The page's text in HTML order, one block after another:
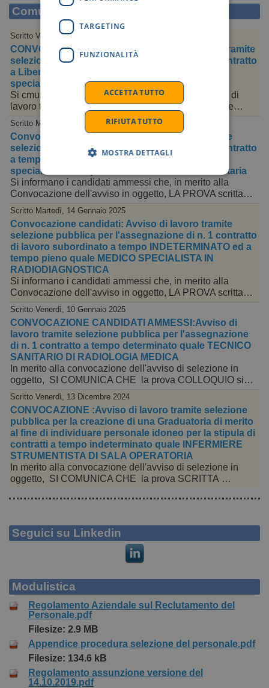
Comunicazioni
Scritto Venerdì, 14 Marzo 2025
CONVOCAZIONE CANDIDATI:Avviso di lavoro tramite
selezione pubblica per l'assegnazione di n. 1 contratto
a Libero Professionale con P.IVA quale Medico
specialista in OFTALMOLOGIA
Si cmunica ai candidati ammessi relativa all' Avviso di
lavoro tramite selezione pubblica per l'assegnazione…
Scritto Mercoledì, 12 Marzo 2025
Convocazione candidati: Avviso di lavoro tramite
selezione pubblica per l'assegnazione di n. 1 contratto
a tempo indeterminato di Dirigente Alta
specializzazione quale Medico di Direzione Sanitaria
Si informano i candidati ammessi che, in merito alla
Convocazione dell'avviso in oggetto, LA PROVA scritta…
Scritto Martedì, 14 Gennaio 2025
Convocazione candidati: Avviso di lavoro tramite
selezione pubblica per l'assegnazione di n. 1 contratto
di lavoro subordinato a tempo INDETERMINATO ed a
tempo pieno quale MEDICO SPECIALISTA IN
RADIODIAGNOSTICA
Si informano i candidati ammessi che, in merito alla
Convocazione dell'avviso in oggetto, LA PROVA scritta…
Scritto Venerdì, 10 Gennaio 2025
CONVOCAZIONE CANDIDATI AMMESSI:Avviso di
lavoro tramite selezione pubblica per l'assegnazione
di n. 1 contratto a tempo determinato quale TECNICO
SANITARIO DI RADIOLOGIA MEDICA
In merito alla convocazione dell'avviso di selezione in
oggetto, SI COMUNICA CHE la prova COLLOQUIO si…
Scritto Venerdì, 13 Dicembre 2024
CONVOCAZIONE :Avviso di lavoro tramite selezione
pubblica per la creazione di una Graduatoria di merito
al fine di individuare personale idoneo per la stipula di
contratti a tempo indeterminato quale INFERMIERE
STRUMENTISTA DI SALA OPERATORIA
In merito alla convocazione dell'avviso di selezione in
oggetto, SI COMUNICA CHE la prova SCRITTA …
Seguici su Linkedin
Modulistica
Regolamento Aziendale sul Reclutamento del
Personale.pdf
Filesize: 2.9 MB
Appendice procedura selezione del personale.pdf
Filesize: 134.6 kB
Regolamento assunzione versione del
14.10.2019.pdf
TARGETING
FUNZIONALITÀ
ACCETTA TUTTO
RIFIUTA TUTTO
MOSTRA DETTAGLI